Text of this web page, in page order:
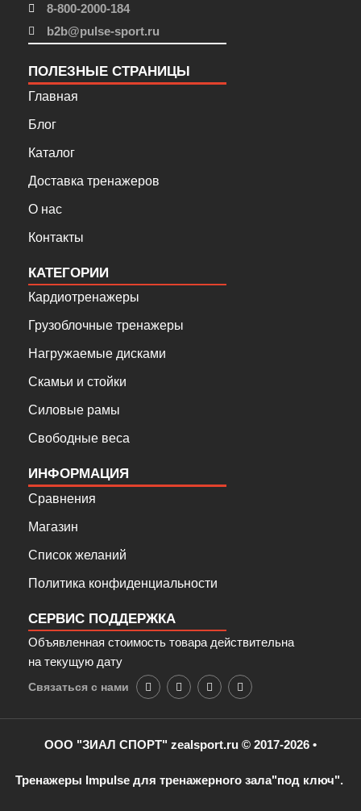
8-800-2000-184
b2b@pulse-sport.ru
ПОЛЕЗНЫЕ СТРАНИЦЫ
Главная
Блог
Каталог
Доставка тренажеров
О нас
Контакты
КАТЕГОРИИ
Кардиотренажеры
Грузоблочные тренажеры
Нагружаемые дисками
Скамьи и стойки
Силовые рамы
Свободные веса
ИНФОРМАЦИЯ
Сравнения
Магазин
Список желаний
Политика конфиденциальности
СЕРВИС ПОДДЕРЖКА
Объявленная стоимость товара действительна
на текущую дату
Связаться с нами
ООО "ЗИАЛ СПОРТ" zealsport.ru © 2017-2026 •
Тренажеры Impulseдля тренажерного зала"под ключ".